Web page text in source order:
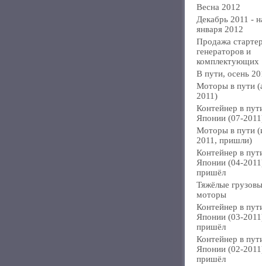
Весна 2012
Декабрь 2011 -
января 2012
Продажа
генераторов и
комплектующих
В пути, осень
Моторы в пути
2011)
Контейнер в
Японии (07-
Моторы в пути
2011, пришли)
Контейнер в
Японии (04-
пришёл
Тяжёлые
моторы
Контейнер в
Японии (03-
пришёл
Контейнер в
Японии (02-
пришёл